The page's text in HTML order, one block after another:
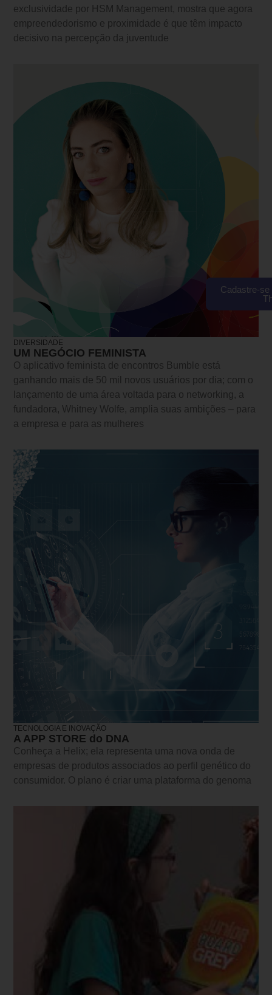
exclusividade por HSM Management, mostra que agora
empreendedorismo e proximidade é que têm impacto
decisivo na percepção da juventude
DIVERSIDADE
UM NEGÓCIO FEMINISTA
O aplicativo feminista de encontros Bumble está
ganhando mais de 50 mil novos usuários por dia; com o
lançamento de uma área voltada para o networking, a
fundadora, Whitney Wolfe, amplia suas ambições – para
a empresa e para as mulheres
TECNOLOGIA E INOVAÇÃO
A APP STORE do DNA
Conheça a Helix; ela representa uma nova onda de
empresas de produtos associados ao perfil genético do
consumidor. O plano é criar uma plataforma do genoma
Cadastre-